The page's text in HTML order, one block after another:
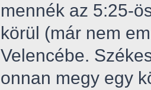
mennék az 5:25-
körül (már nem
Velencébe.
onnan megy egy